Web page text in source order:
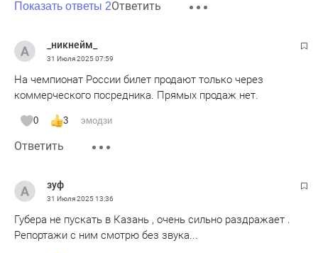
Показать ответы 2Ответить
_никнейм_
31 Июля 202507:59
На чемпионат России билет продают только через
коммерческого посредника. Прямых продаж нет.
0 3 эмодзи
Ответить
зуф
31 Июля 202513:36
Губера не пускать в Казань , очень сильно раздражает .
Репортажи с ним смотрю без звука...